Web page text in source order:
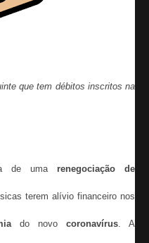
que tem débitos inscritos na
de uma renegociação de
terem alívio financeiro nos
do novo coronavírus . A